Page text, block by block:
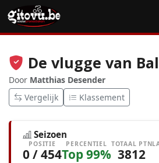
De vlugge van
Door Matthias Desender
Vergelijk
Klassement
Seizoen
POSITIE
0 / 454
PERCENTIEL
Top 99%
TOTAAL PTN
3812